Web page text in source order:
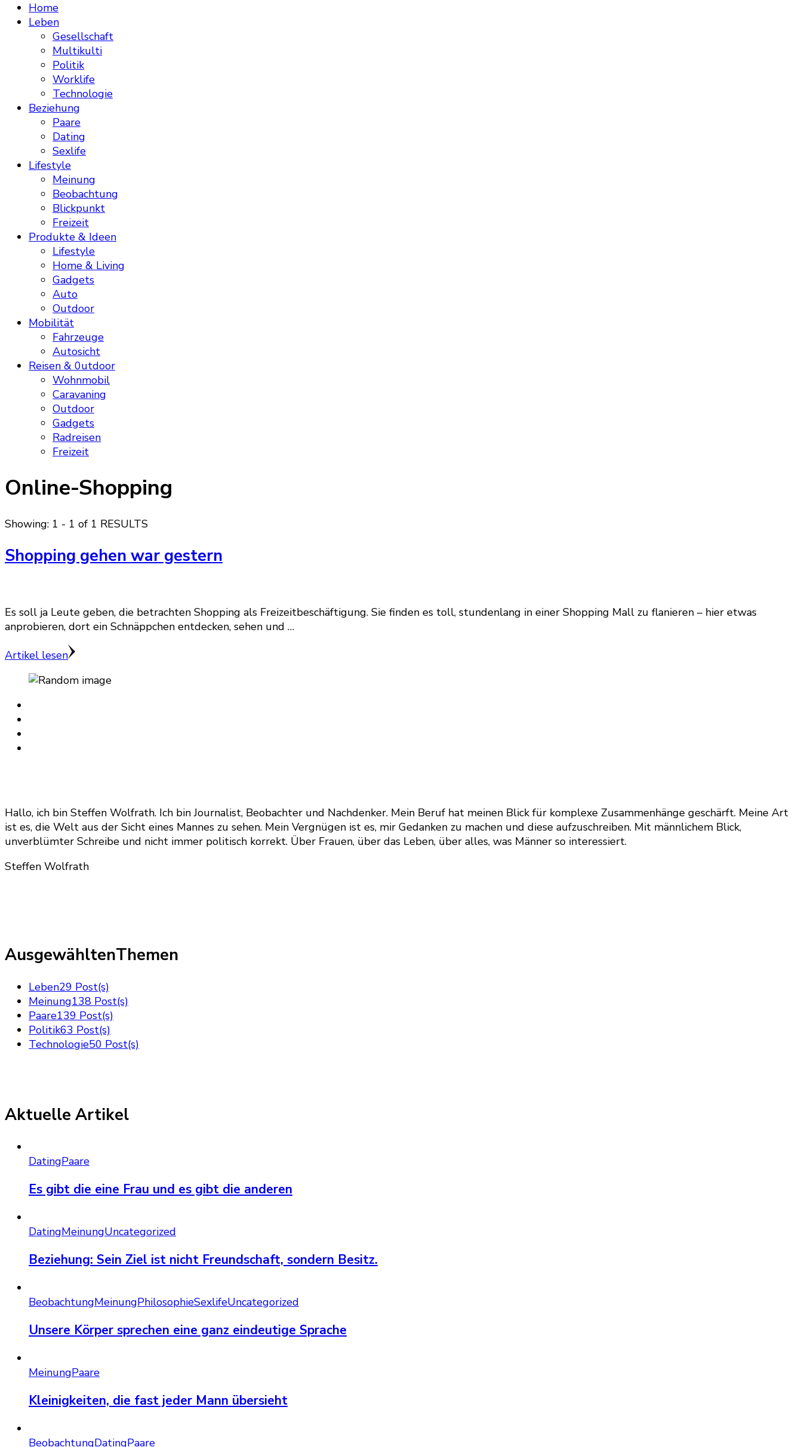
Home
Leben
Gesellschaft
Multikulti
Politik
Worklife
Technologie
Beziehung
Paare
Dating
Sexlife
Lifestyle
Meinung
Beobachtung
Blickpunkt
Freizeit
Produkte & Ideen
Lifestyle
Home & Living
Gadgets
Auto
Outdoor
Mobilität
Fahrzeuge
Autosicht
Reisen & 0utdoor
Wohnmobil
Caravaning
Outdoor
Gadgets
Radreisen
Freizeit
Online-Shopping
Showing: 1 - 1 of 1 RESULTS
Shopping gehen war gestern
Es soll ja Leute geben, die betrachten Shopping als Freizeitbeschäftigung. Sie finden es toll, stundenlang in einer Shopping Mall zu flanieren – hier etwas
anprobieren, dort ein Schnäppchen entdecken, sehen und …
Artikel lesen
Hallo, ich bin Steffen Wolfrath. Ich bin Journalist, Beobachter und Nachdenker. Mein Beruf hat meinen Blick für komplexe Zusammenhänge geschärft. Meine Art
ist es, die Welt aus der Sicht eines Mannes zu sehen. Mein Vergnügen ist es, mir Gedanken zu machen und diese aufzuschreiben. Mit männlichem Blick,
unverblümter Schreibe und nicht immer politisch korrekt. Über Frauen, über das Leben, über alles, was Männer so interessiert.
Steffen Wolfrath
AusgewähltenThemen
Leben29 Post(s)
Meinung138 Post(s)
Paare139 Post(s)
Politik63 Post(s)
Technologie50 Post(s)
Aktuelle Artikel
DatingPaare
Es gibt die eine Frau und es gibt die anderen
DatingMeinungUncategorized
Beziehung: Sein Ziel ist nicht Freundschaft, sondern Besitz.
BeobachtungMeinungPhilosophieSexlifeUncategorized
Unsere Körper sprechen eine ganz eindeutige Sprache
MeinungPaare
Kleinigkeiten, die fast jeder Mann übersieht
BeobachtungDatingPaare